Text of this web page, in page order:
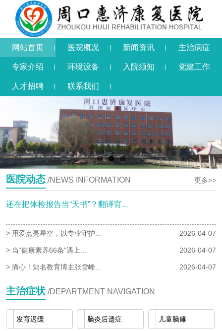
网站首页 医院概况 新闻资讯 主治病症
专家介绍 环境设备 入院须知 党建工作
人才招聘 联系我们
医院动态 /NEWS INFORMATION 更多>>
还在把体检报告当“天书”？翻译官...
> 用爱点亮星空，以专业守护... 2026-04-07
> 当“健康素养66条”遇上... 2026-04-07
> 痛心！知名教育博主张雪峰... 2026-04-07
主治症状 /DEPARTMENT NAVIGATION
发育迟缓 脑炎后遗症 儿童脑瘫